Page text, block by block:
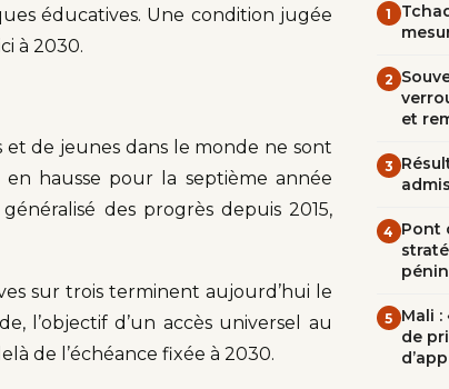
éducatives. Une condition jugée
à 2030.
et de jeunes dans le monde ne sont
hausse pour la septième année
des progrès depuis 2015,
sur trois terminent aujourd’hui le
l’objectif d’un accès universel au
de l’échéance fixée à 2030.
1
2
et
3
4 Pont
5 Mali :
de